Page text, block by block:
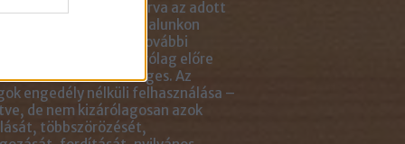
mellé- vagy aláírva az adott
linkjét. Az oldalunkon
anyagok minden további
azonban kizárólag előre
módon lehetséges. Az
engedély nélküli felhasználása –
de nem kizárólagosan azok
többszörözését,